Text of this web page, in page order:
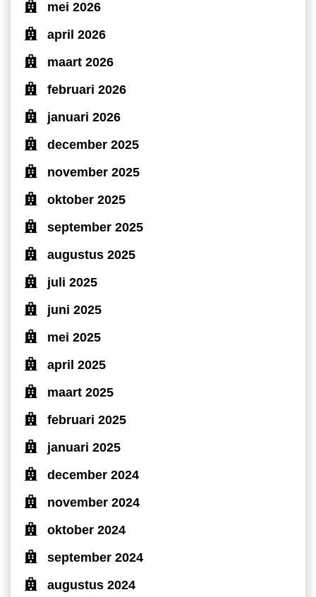
mei 2026
april 2026
maart 2026
februari 2026
januari 2026
december 2025
november 2025
oktober 2025
september 2025
augustus 2025
juli 2025
juni 2025
mei 2025
april 2025
maart 2025
februari 2025
januari 2025
december 2024
november 2024
oktober 2024
september 2024
augustus 2024